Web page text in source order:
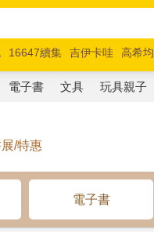
16647續集 吉伊卡哇 高希均
具總動員5 超慢跑
電子書 文具 玩具親子
/特惠
電子書